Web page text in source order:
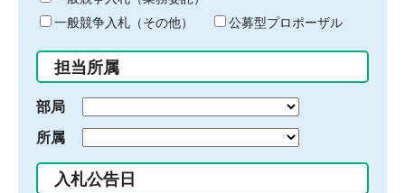
ド
入
力
一般競争入札（その他）
公募型プロポーザル
担当所属
部局
所属
入札公告日